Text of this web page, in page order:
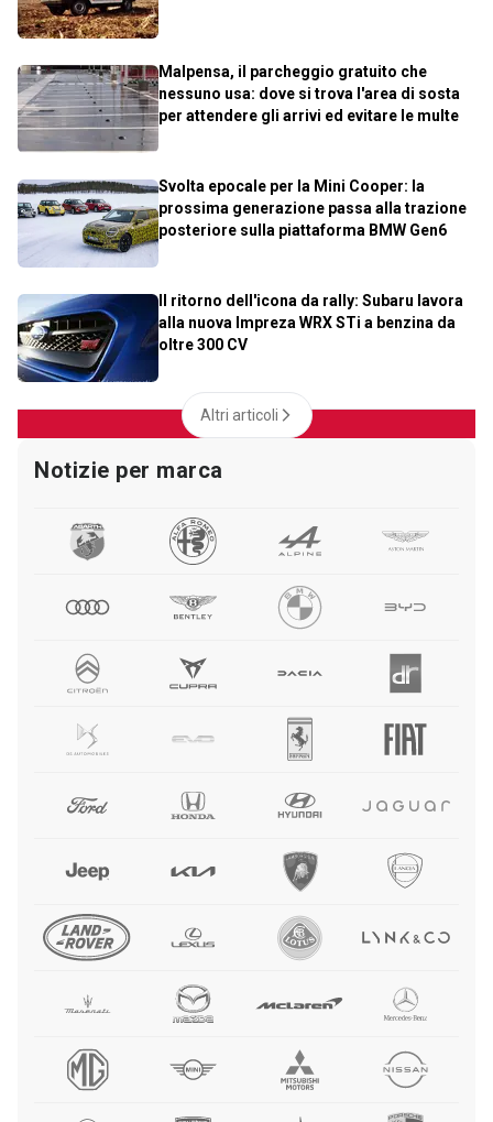
Malpensa, il parcheggio gratuito che
nessuno usa: dove si trova l'area di sosta
per attendere gli arrivi ed evitare le multe
Svolta epocale per la Mini Cooper: la
prossima generazione passa alla trazione
posteriore sulla piattaforma BMW Gen6
Il ritorno dell'icona da rally: Subaru lavora
alla nuova Impreza WRX STi a benzina da
oltre 300 CV
Altri articoli
Notizie per marca